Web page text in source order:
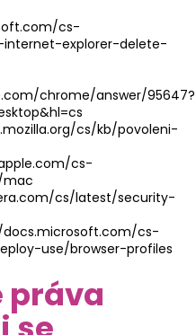
cs-
internet-explorer-delete-
chrome/answer/95647?
cs/kb/povoleni-
cs-
mac
cs/latest/security-
cs-
use/browser-profiles